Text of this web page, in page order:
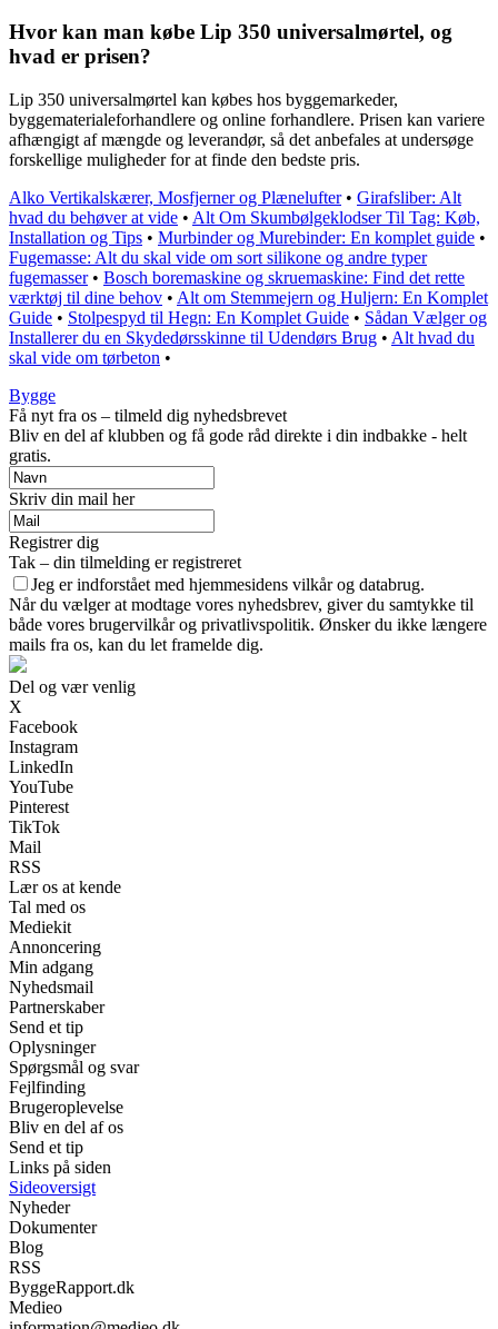
Hvor kan man købe Lip 350 universalmørtel, og
hvad er prisen?
Lip 350 universalmørtel kan købes hos byggemarkeder,
byggematerialeforhandlere og online forhandlere. Prisen kan variere
afhængigt af mængde og leverandør, så det anbefales at undersøge
forskellige muligheder for at finde den bedste pris.
Alko Vertikalskærer, Mosfjerner og Plænelufter• Girafsliber: Alt
hvad du behøver at vide • Alt Om Skumbølgeklodser Til Tag: Køb,
Installation og Tips • Murbinder og Murebinder: En komplet guide •
Fugemasse: Alt du skal vide om sort silikone og andre typer
fugemasser• Bosch boremaskine og skruemaskine: Find det rette
værktøj til dine behov • Alt om Stemmejern og Huljern: En Komplet
Guide • Stolpespyd til Hegn: En Komplet Guide • Sådan Vælger og
Installerer du en Skydedørsskinne til Udendørs Brug • Alt hvad du
skal vide om tørbeton •
Bygge
Få nyt fra os – tilmeld dig nyhedsbrevet
Bliv en del af klubben og få gode råd direkte i din indbakke - helt
gratis.
Skriv din mail her
Registrer dig
Tak – din tilmelding er registreret
Jeg er indforstået med hjemmesidens vilkår og databrug.
Når du vælger at modtage vores nyhedsbrev, giver du samtykke til
både vores brugervilkår og privatlivspolitik. Ønsker du ikke længere
mails fra os, kan du let framelde dig.
Del og vær venlig
X
Facebook
Instagram
LinkedIn
YouTube
Pinterest
TikTok
Mail
RSS
Lær os at kende
Tal med os
Mediekit
Annoncering
Min adgang
Nyhedsmail
Partnerskaber
Send et tip
Oplysninger
Spørgsmål og svar
Fejlfinding
Brugeroplevelse
Bliv en del af os
Send et tip
Links på siden
Sideoversigt
Nyheder
Dokumenter
Blog
RSS
ByggeRapport.dk
Medieo